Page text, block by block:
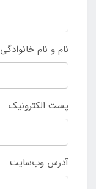
نام و نام خانوادگی
پست الکترونیک
آدرس وب‌سایت